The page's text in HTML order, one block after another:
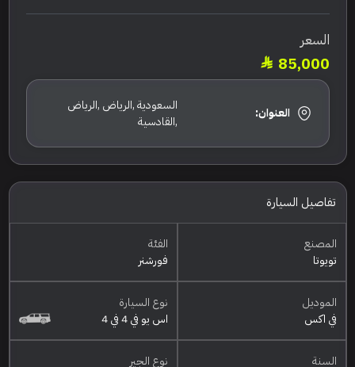
السعر
85,000
العنوان:
السعودية ,الرياض ,الرياض
,القادسية
تفاصيل السيارة
المصنع
تويوتا
الفئة
فورشنر
الموديل
في اكس
نوع السيارة
اس يو في 4 في 4
السنة
نوع الجير